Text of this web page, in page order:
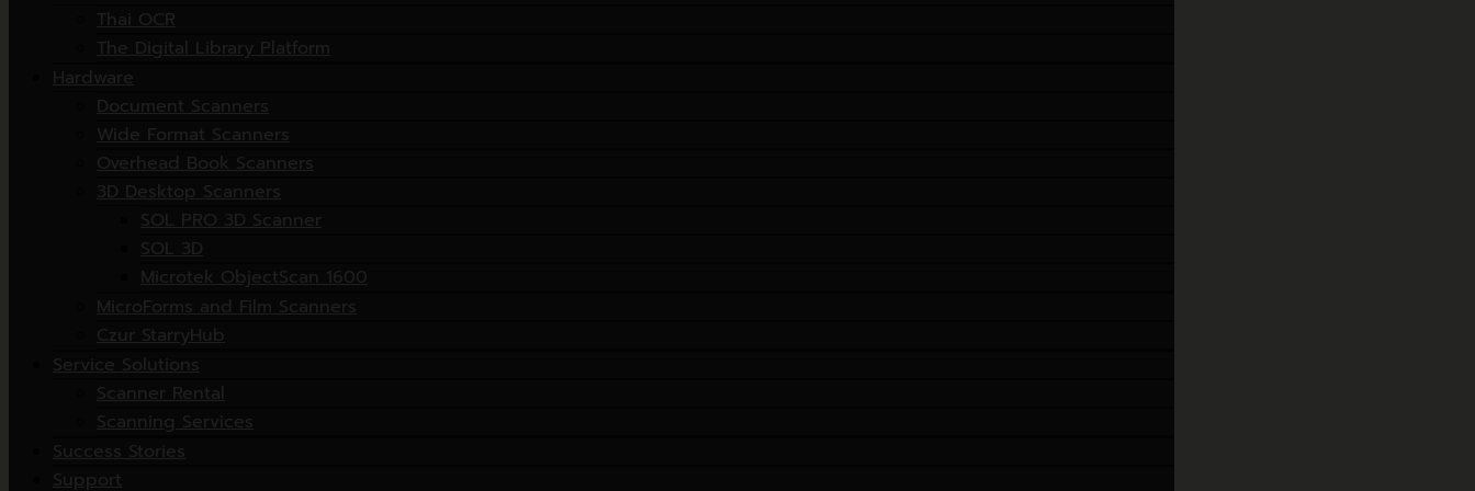
Thai OCR
The Digital Library Platform
Hardware
Document Scanners
Wide Format Scanners
Overhead Book Scanners
3D Desktop Scanners
SOL PRO 3D Scanner
SOL 3D
Microtek ObjectScan 1600
MicroForms and Film Scanners
Czur StarryHub
Service Solutions
Scanner Rental
Scanning Services
Success Stories
Support